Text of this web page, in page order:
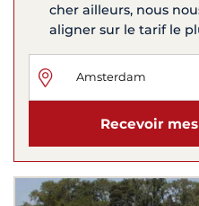
cher ailleurs, nous
aligner sur le tarif le
Recevoir